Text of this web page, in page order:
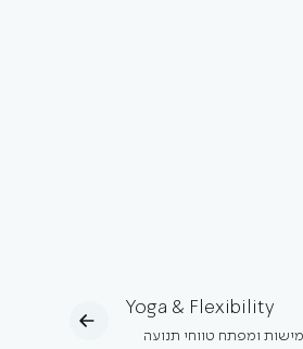
Yoga & Flexibility
ומפתח טווחי תנועה